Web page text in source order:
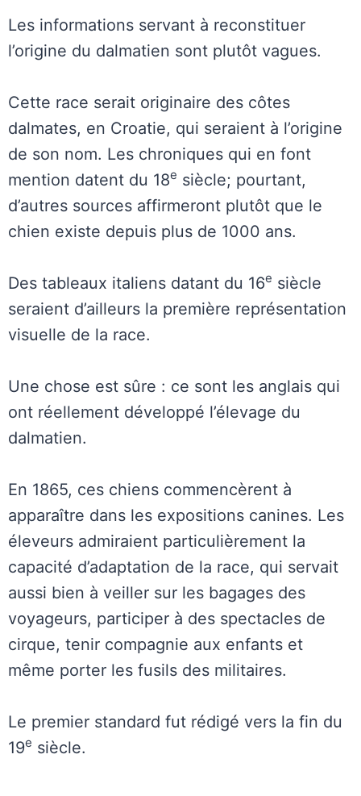
Les informations servant à reconstituer
l’origine du dalmatien sont plutôt vagues.
Cette race serait originaire des côtes
dalmates, en Croatie, qui seraient à l’origine
de son nom. Les chroniques qui en font
mention datent du 18e siècle; pourtant,
d’autres sources affirmeront plutôt que le
chien existe depuis plus de 1000 ans.
Des tableaux italiens datant du 16e siècle
seraient d’ailleurs la première représentation
visuelle de la race.
Une chose est sûre : ce sont les anglais qui
ont réellement développé l’élevage du
dalmatien.
En 1865, ces chiens commencèrent à
apparaître dans les expositions canines. Les
éleveurs admiraient particulièrement la
capacité d’adaptation de la race, qui servait
aussi bien à veiller sur les bagages des
voyageurs, participer à des spectacles de
cirque, tenir compagnie aux enfants et
même porter les fusils des militaires.
Le premier standard fut rédigé vers la fin du
19e siècle.